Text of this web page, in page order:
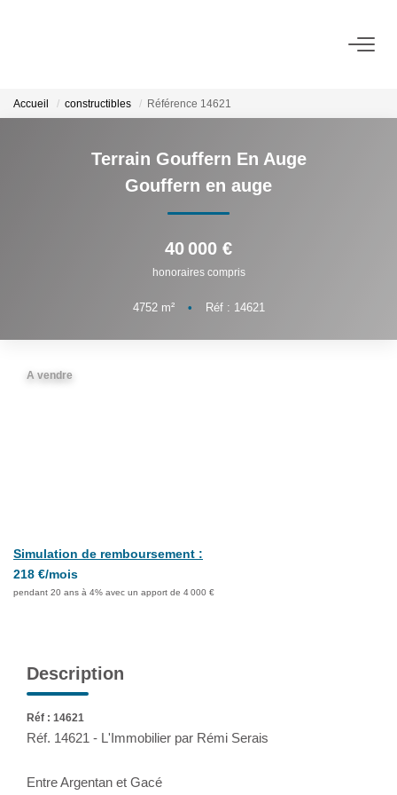
VENDRE
BIENS VENDUS
ADMINISTRATION DE BIENS
Gestion
Accueil constructibles Référence 14621
Terrain Gouffern En Auge
Gouffern en auge
40 000 €
honoraires compris
4752m² • Réf : 14621
A vendre
Simulation de remboursement :
218 €/mois
pendant 20 ans à 4% avec un apport de 4 000 €
Description
Réf : 14621
Réf. 14621 - L'Immobilier par Rémi Serais
Entre Argentan et Gacé